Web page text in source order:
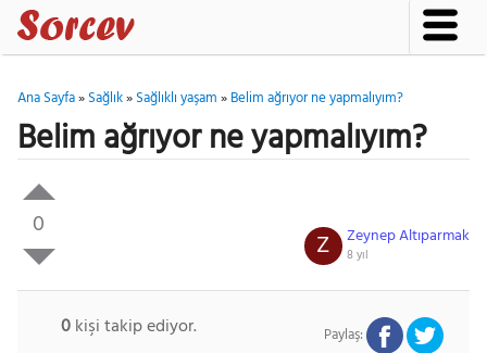
Ana Sayfa»Sağlık»Sağlıklı yaşam»Belim ağrıyor ne yapmalıyım?
Belim ağrıyor ne yapmalıyım?
0 Zeynep Altıparmak
8 yıl
Z
0kişi takip ediyor. Paylaş: